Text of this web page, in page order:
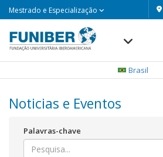
Mestrado e Especialização
Brasil
Noticias e Eventos
Palavras-chave